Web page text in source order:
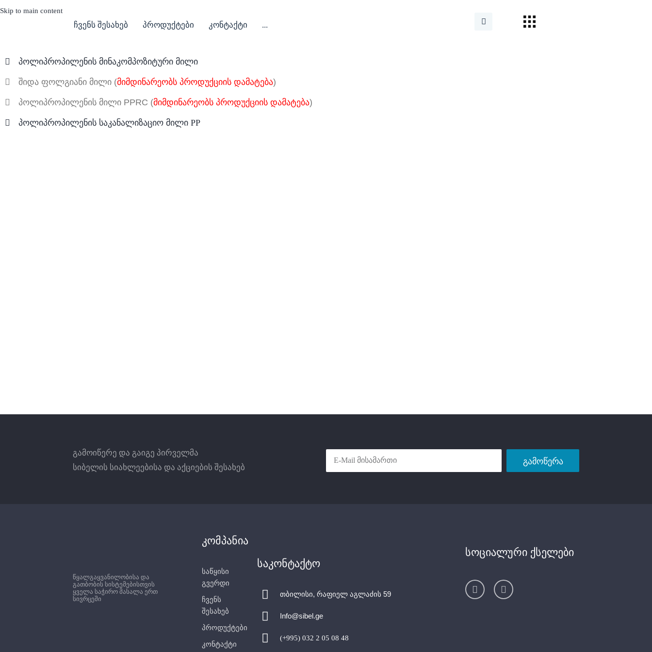
Skip to main content
ჩვენს შესახებ პროდუქტები კონტაქტი ...
პოლიპროპილენის მინაკომპოზიტური მილი
შიდა ფოლგიანი მილი (მიმდინარეობს პროდუქციის დამატება)
პოლიპროპილენის მილი PPRC (მიმდინარეობს პროდუქციის დამატება)
პოლიპროპილენის საკანალიზაციო მილი PP
გამოიწერე და გაიგე პირველმა
სიბელის სიახლეებისა და აქციების შესახებ
გამოწერა
წყალგაყვანილობისა და
გათბობის სისტემებისთვის
ყველა საჭირო მასალა ერთ
სივრცეში
კომპანია
საწყისი
გვერდი
ჩვენს
შესახებ
პროდუქტები
კონტაქტი
საკონტაქტო
თბილისი, რაფიელ აგლაძის 59
Info@sibel.ge
(+995) 032 2 05 08 48
სოციალური ქსელები